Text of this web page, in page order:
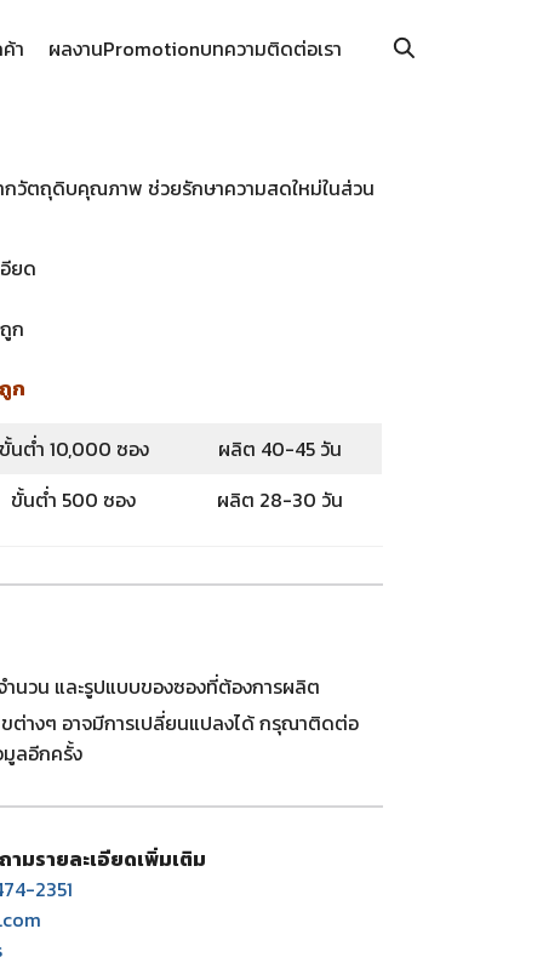
า ผลงานPromotionบทความติดต่อเรา
วัตถุดิบคุณภาพ ช่วยรักษาความสดใหม่ในส่วน
ยด
ก
ก
นต่ำ 10,000 ซอง
ผลิต 40-45 วัน
ขั้นต่ำ 500 ซอง
ผลิต 28-30 วัน
นวน และรูปแบบของซองที่ต้องการผลิต
ขต่างๆ อาจมีการเปลี่ยนแปลงได้ กรุณาติดต่อ
ลอีกครั้ง
รายละเอียดเพิ่มเติม
2351